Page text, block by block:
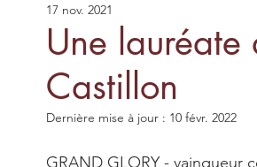
Partenaires Farm
Une
Castillon
17 nov. 2021
Dernière mise à jour : 10 févr. 2022
GRAND GLORY - vainqueur